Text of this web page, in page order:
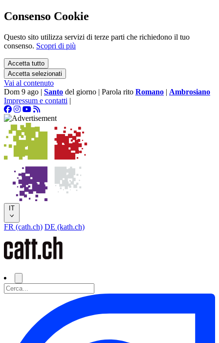
Consenso Cookie
Questo sito utilizza servizi di terze parti che richiedono il tuo
consenso. Scopri di più
Accetta tutto
Accetta selezionati
Vai al contenuto
Dom 9 ago | Santo del giorno | Parola rito Romano | Ambrosiano
Impressum e contatti |
IT
FR (cath.ch) DE (kath.ch)